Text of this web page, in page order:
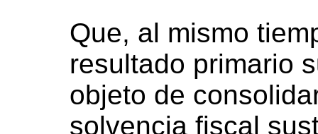
Que, al mismo
resultado primario
objeto de
solvencia fiscal